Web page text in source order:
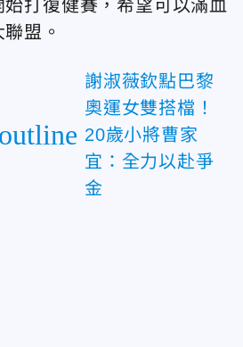
打復健賽，希望可以滿血
盟。
謝淑薇欽點巴黎
奧運女雙搭檔！
20歲小將曹家
宜：全力以赴爭
金